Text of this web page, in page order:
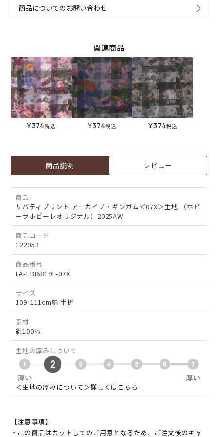
商品についてのお問い合わせ
関連商品
¥374税込 ¥374税込 ¥374税込
商品説明 レビュー
商品
リバティプリント アーカイブ・ギンガム＜07X＞生地 （ホビ
ーラホビーレオリジナル）2025AW
商品コード
322059
商品番号
FA-LBI6819L-07X
サイズ
109-111cm幅 半折
素材
綿100％
生地の厚みについて
＜生地の厚みについて＞詳しくはこちら
【注意事項】
・この商品はカットしてのご用意となるため、ご注文後のキャ